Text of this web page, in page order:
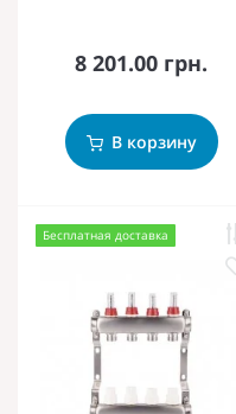
8 201.00 грн.
В корзину
Бесплатная доставка